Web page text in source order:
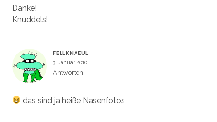
Danke!
Knuddels!
FELLKNAEUL
3. Januar 2010
Antworten
das sind ja heiße Nasenfotos